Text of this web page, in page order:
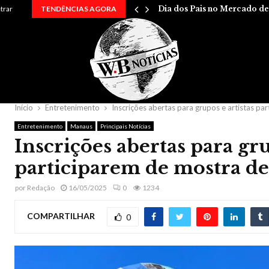
TENDÊNCIAS AGORA Dia dos Pais no Mercado
Início Entretenimento Inscrições abertas para grupos e artistas
Entretenimento Manaus Principais Notícias
Inscrições abertas para
participarem de mostra
por Redação 16/05/2025 0 1234
COMPARTILHAR 0